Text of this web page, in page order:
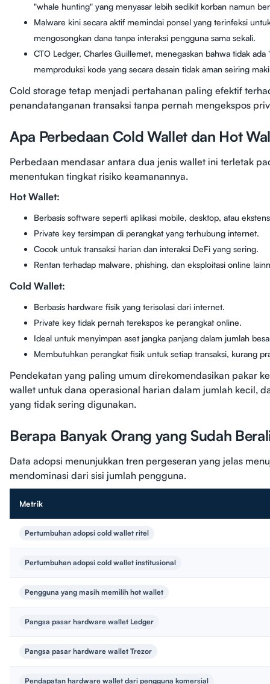
"whale hunting" yang menyasar lebih sedikit korban namun
Malware kini secara aktif memindai ponsel yang terinfeksi
mengosongkan dana tanpa interaksi pengguna sama sekali.
CTO Ledger, Charles Guillemet, menegaskan bahwa tidak
memproduksi kode yang secara desain tidak aman seiring
Cold storage tetap menjadi pertahanan paling efektif
penandatanganan transaksi tanpa pernah mengekspos
Apa Perbedaan Cold Wallet dan Hot
Perbedaan mendasar antara dua jenis wallet ini terletak
menentukan tingkat risiko keamanannya.
Hot Wallet:
Berbasis software seperti aplikasi mobile, desktop, atau
Private key tersimpan di perangkat yang terhubung internet.
Cocok untuk transaksi harian dan interaksi DeFi yang sering.
Rentan terhadap malware, phishing, dan eksploitasi online
Cold Wallet:
Berbasis hardware fisik yang terisolasi dari internet.
Private key tidak pernah terekspos ke perangkat online.
Ideal untuk menyimpan aset jangka panjang dalam jumlah
Membutuhkan perangkat fisik untuk setiap transaksi, kurang
Pendekatan yang paling umum direkomendasikan pakar
wallet untuk dana operasional harian dalam jumlah kecil,
yang tidak sering digunakan.
Berapa Banyak Orang yang Sudah
Data adopsi menunjukkan tren pergeseran yang jelas
mendominasi dari sisi jumlah pengguna.
Metrik
Pertumbuhan adopsi cold wallet ritel
Pertumbuhan adopsi cold wallet institusional
Pengguna yang masih memilih hot wallet
Pangsa pasar hardware wallet Ledger
Pangsa pasar hardware wallet Trezor
Pendapatan hardware wallet dari pengguna komersial